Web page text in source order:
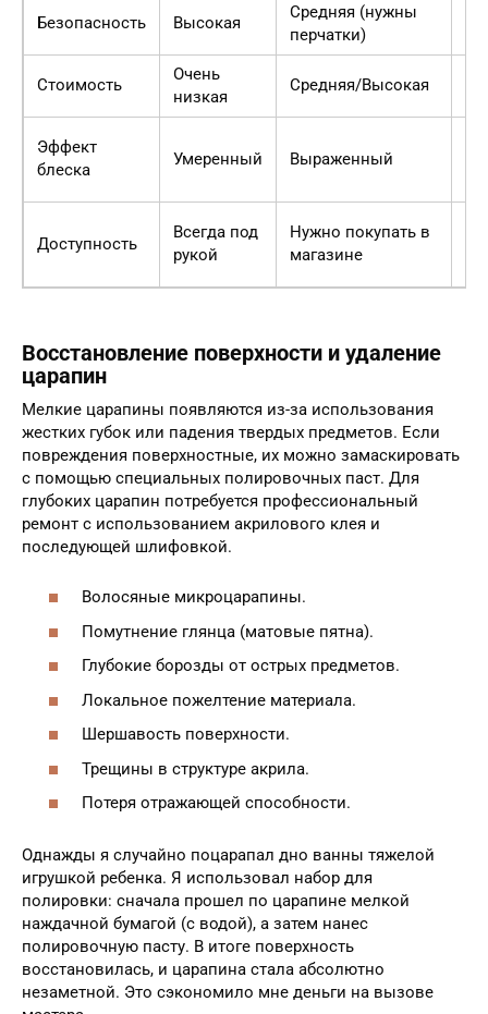
Безопасность Высокая
Средняя (нужны
перчатки)
Стоимость
Очень
низкая
Средняя/Высокая
Эффект
блеска
Умеренный Выраженный
Доступность
Всегда под
рукой
Нужно покупать в
магазине
Восстановление поверхности и удаление
царапин
Мелкие царапины появляются из-за использования
жестких губок или падения твердых предметов. Если
повреждения поверхностные, их можно замаскировать
с помощью специальных полировочных паст. Для
глубоких царапин потребуется профессиональный
ремонт с использованием акрилового клея и
последующей шлифовкой.
Волосяные микроцарапины.
Помутнение глянца (матовые пятна).
Глубокие борозды от острых предметов.
Локальное пожелтение материала.
Шершавость поверхности.
Трещины в структуре акрила.
Потеря отражающей способности.
Однажды я случайно поцарапал дно ванны тяжелой
игрушкой ребенка. Я использовал набор для
полировки: сначала прошел по царапине мелкой
наждачной бумагой (с водой), а затем нанес
полировочную пасту. В итоге поверхность
восстановилась, и царапина стала абсолютно
незаметной. Это сэкономило мне деньги на вызове